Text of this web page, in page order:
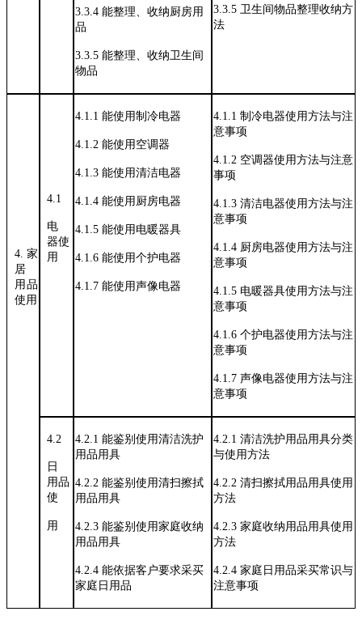
3.3.4能整理、收纳厨房用
品
3.3.5能整理、收纳卫生间
物品
3.3.5卫生间物品整理收纳方
法
4. 家
居
用品
使用
4.1
电
器使
用
4.1.1能使用制冷电器
4.1.2能使用空调器
4.1.3能使用清洁电器
4.1.4能使用厨房电器
4.1.5能使用电暖器具
4.1.6能使用个护电器
4.1.7能使用声像电器
4.1.1制冷电器使用方法与注
意事项
4.1.2 空调器使用方法与注意
事项
4.1.3清洁电器使用方法与注
意事项
4.1.4 厨房电器使用方法与注
意事项
4.1.5 电暖器具使用方法与注
意事项
4.1.6个护电器使用方法与注
意事项
4.1.7声像电器使用方法与注
意事项
4.2
日
用品
使
用
4.2.1能鉴别使用清洁洗护
用品用具
4.2.2能鉴别使用清扫擦拭
用品用具
4.2.3能鉴别使用家庭收纳
用品用具
4.2.4能依据客户要求采买
家庭日用品
4.2.1清洁洗护用品用具分类
与使用方法
4.2.2清扫擦拭用品用具使用
方法
4.2.3家庭收纳用品用具使用
方法
4.2.4家庭日用品采买常识与
注意事项